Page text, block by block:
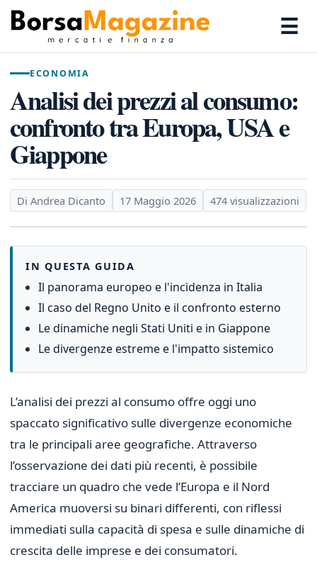
☰
ECONOMIA
Analisi dei prezzi al consumo:
confronto tra Europa, USA e
Giappone
Di Andrea Dicanto 17 Maggio 2026 474 visualizzazioni
IN QUESTA GUIDA
Il panorama europeo e l'incidenza in Italia
Il caso del Regno Unito e il confronto esterno
Le dinamiche negli Stati Uniti e in Giappone
Le divergenze estreme e l'impatto sistemico
L’analisi dei prezzi al consumo offre oggi uno
spaccato significativo sulle divergenze economiche
tra le principali aree geografiche. Attraverso
l’osservazione dei dati più recenti, è possibile
tracciare un quadro che vede l’Europa e il Nord
America muoversi su binari differenti, con riflessi
immediati sulla capacità di spesa e sulle dinamiche di
crescita delle imprese e dei consumatori.